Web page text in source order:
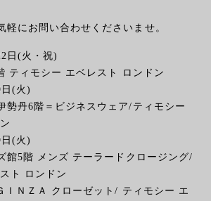
軽にお問い合わせくださいませ。
日(火・祝)
ティモシー エベレスト ロンドン
(火)
勢丹6階＝ビジネスウェア/ティモシー
(火)
館5階 メンズ テーラードクロージング/
ト ロンドン
ＩＮＺＡ クローゼット/ ティモシー エ